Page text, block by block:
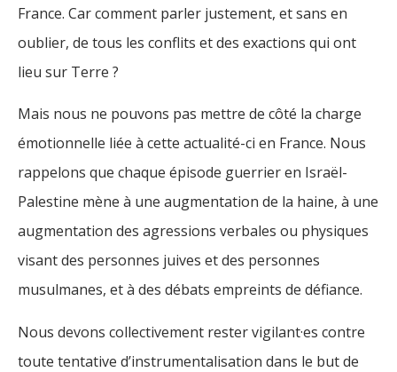
France. Car comment parler justement, et sans en
oublier, de tous les conflits et des exactions qui ont
lieu sur Terre ?
Mais nous ne pouvons pas mettre de côté la charge
émotionnelle liée à cette actualité-ci en France. Nous
rappelons que chaque épisode guerrier en Israël-
Palestine mène à une augmentation de la haine, à une
augmentation des agressions verbales ou physiques
visant des personnes juives et des personnes
musulmanes, et à des débats empreints de défiance.
Nous devons collectivement rester vigilant·es contre
toute tentative d’instrumentalisation dans le but de